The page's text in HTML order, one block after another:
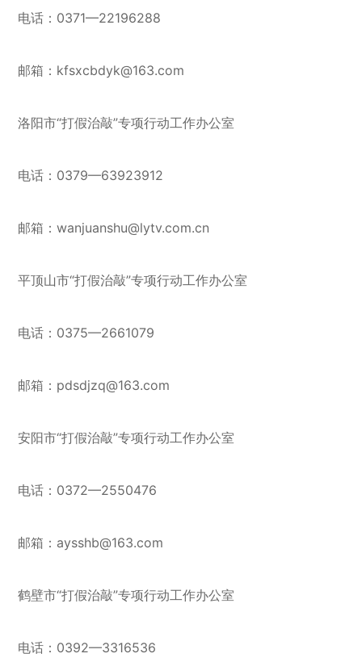
电话：0371—22196288
邮箱：kfsxcbdyk@163.com
洛阳市“打假治敲”专项行动工作办公室
电话：0379—63923912
邮箱：wanjuanshu@lytv.com.cn
平顶山市“打假治敲”专项行动工作办公室
电话：0375—2661079
邮箱：pdsdjzq@163.com
安阳市“打假治敲”专项行动工作办公室
电话：0372—2550476
邮箱：aysshb@163.com
鹤壁市“打假治敲”专项行动工作办公室
电话：0392—3316536